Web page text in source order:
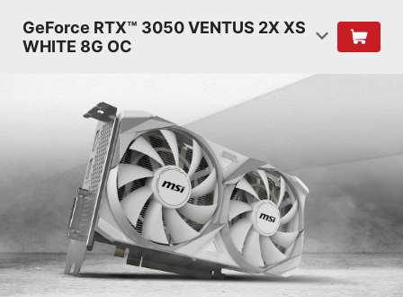
GeForce RTX™ 3050 VENTUS 2X XS
WHITE 8G OC